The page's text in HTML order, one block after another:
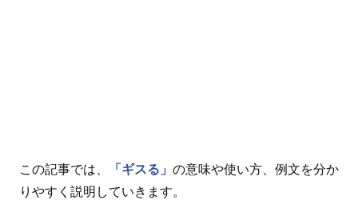
この記事では、 「ギスる」 の意味や使い方、例文を分か
りやすく説明していきます。